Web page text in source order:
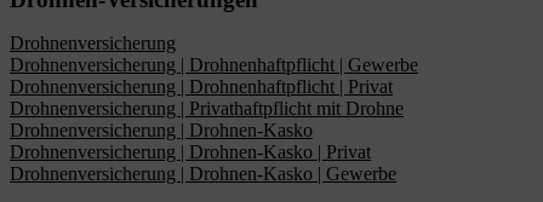
Drohnenversicherung
Drohnenversicherung | Drohnenhaftpflicht | Gewerbe
Drohnenversicherung | Drohnenhaftpflicht | Privat
Drohnenversicherung | Privathaftpflicht mit Drohne
Drohnenversicherung | Drohnen-Kasko
Drohnenversicherung | Drohnen-Kasko | Privat
Drohnenversicherung | Drohnen-Kasko | Gewerbe